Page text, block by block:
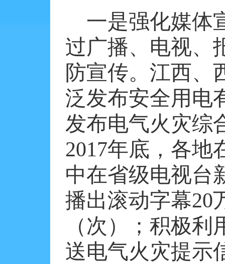
一是强化媒体
过广播、电视、
防宣传。江西、
泛发布安全用电
发布电气火灾综
2017年底，各地
中在省级电视台
播出滚动字幕20
（次）；积极
送电气火灾提示